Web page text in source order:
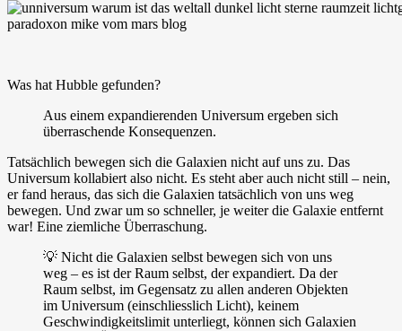
Was hat Hubble gefunden?
Aus einem expandierenden Universum ergeben sich
überraschende Konsequenzen.
Tatsächlich bewegen sich die Galaxien nicht auf uns zu. Das
Universum kollabiert also nicht. Es steht aber auch nicht still – nein,
er fand heraus, das sich die Galaxien tatsächlich von uns weg
bewegen. Und zwar um so schneller, je weiter die Galaxie entfernt
war! Eine ziemliche Überraschung.
💡 Nicht die Galaxien selbst bewegen sich von uns
weg – es ist der Raum selbst, der expandiert. Da der
Raum selbst, im Gegensatz zu allen anderen Objekten
im Universum (einschliesslich Licht), keinem
Geschwindigkeitslimit unterliegt, können sich Galaxien